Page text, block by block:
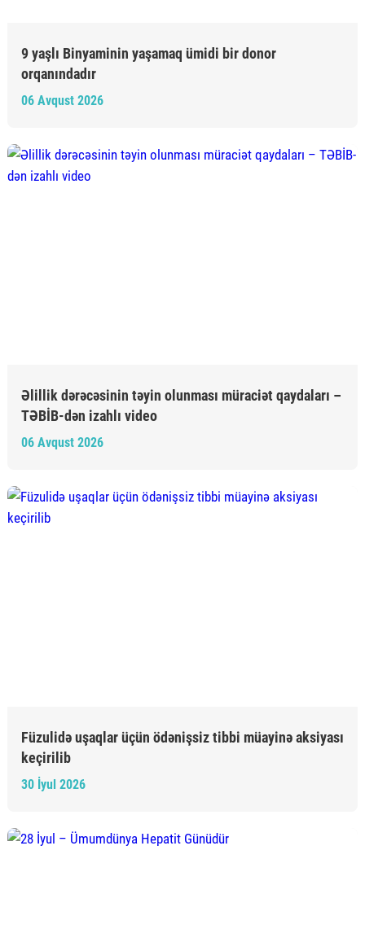
9 yaşlı Binyaminin yaşamaq ümidi bir donor
orqanındadır
06 Avqust 2026
Əlillik dərəcəsinin təyin olunması müraciət qaydaları –
TƏBİB-dən izahlı video
06 Avqust 2026
Füzulidə uşaqlar üçün ödənişsiz tibbi müayinə aksiyası
keçirilib
30 İyul 2026